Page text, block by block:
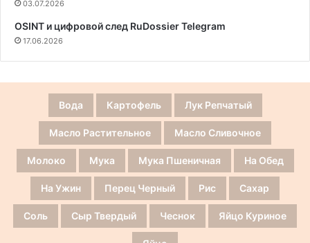
03.07.2026
OSINT и цифровой след RuDossier Telegram
17.06.2026
Вода Картофель Лук Репчатый
Масло Растительное Масло Сливочное
Молоко Мука Мука Пшеничная На Обед
На Ужин Перец Черный Рис Сахар
Соль Сыр Твердый Чеснок Яйцо Куриное